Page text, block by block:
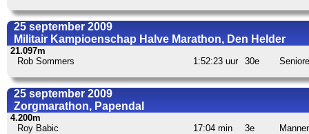
25 september 2009
Militair Kampioenschap Halve Marathon, Den Helder
21.097m
Rob Sommers
1:52:23 uur 30e
25 september 2009
Zorgmarathon, Papendal
4.200m
Roy Babic
17:04 min 3e